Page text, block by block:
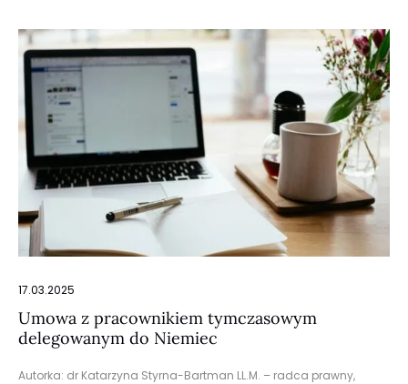
17.03.2025
Umowa z pracownikiem tymczasowym
delegowanym do Niemiec
Autorka: dr Katarzyna Styrna-Bartman LL.M. – radca prawny,